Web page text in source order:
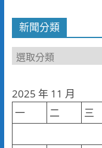
新聞分類
新
類
2025 年 11 月
一
二 三